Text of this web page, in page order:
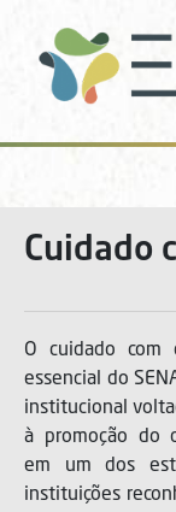
Cuidado
O cuidado com
essencial do
institucional
à promoção do
em um dos
instituições